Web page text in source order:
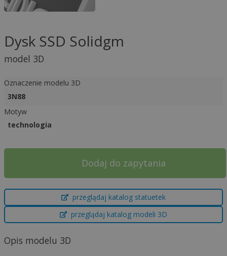
Dysk SSD Solidgm
model 3D
Oznaczenie modelu 3D
3N88
Motyw
technologia
Dodaj do zapytania
A
t
e
r
przeglądaj katalog statuetek
przeglądaj katalog modeli 3D
Opis modelu 3D